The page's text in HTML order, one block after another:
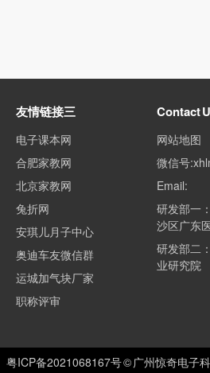
友情链接三
电子课本网
合肥家教网
北京家教网
兔折网
安琪儿月子中心
奥迪车友微信群
运城加气块厂家
职称评审
Contact
网站地图
微信号
Email:
研发部一
沙区广东
研发部二
业研究院
粤ICP备2021068167号© 广州惊奇电子